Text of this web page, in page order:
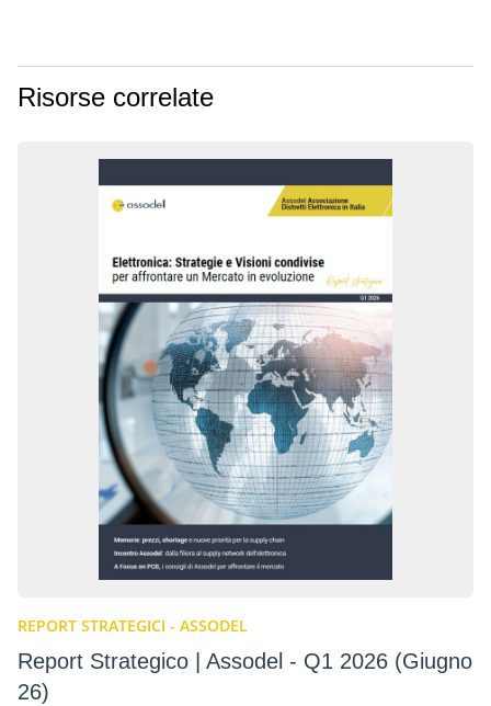
Risorse correlate
REPORT STRATEGICI - ASSODEL
Report Strategico | Assodel - Q1 2026 (Giugno
26)